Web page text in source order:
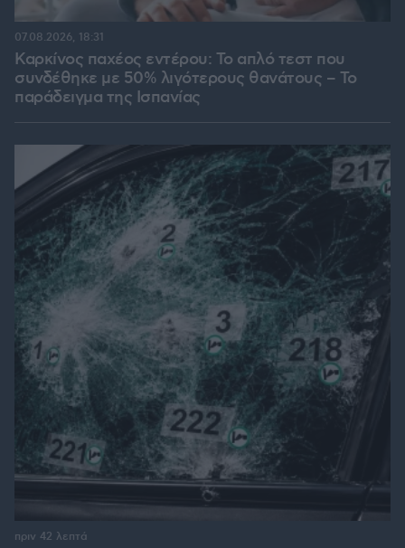
Καρκίνος παχέος εντέρου: Το απλό τεστ που
συνδέθηκε με 50% λιγότερους θανάτους – Το
παράδειγμα της Ισπανίας
07.08.2026, 18:31
πριν 42 λεπτά